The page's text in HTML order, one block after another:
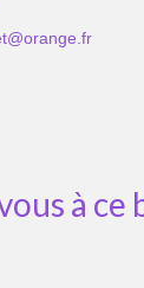
à ce